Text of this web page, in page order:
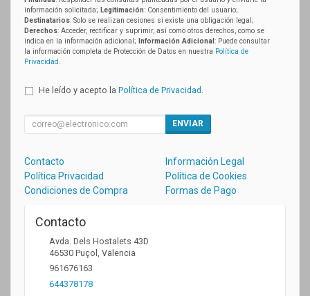
información solicitada; Legitimación: Consentimiento del usuario;
Destinatarios: Solo se realizan cesiones si existe una obligación legal;
Derechos: Acceder, rectificar y suprimir, así como otros derechos, como se
indica en la información adicional;
Información Adicional : Puede consultar
la información completa de Protección de Datos en nuestra Política de
Privacidad
He leído y acepto la Política de Privacidad
ENVIAR
Contacto
Información Legal
Política Privacidad
Política de Cookies
Condiciones de Compra
Formas de Pago
Contacto
Avda. Dels Hostalets 43D
46530 Puçol Valencia
961676163
644378178